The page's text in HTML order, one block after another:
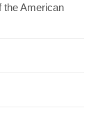
the American